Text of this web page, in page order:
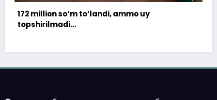
172 million so‘m to‘landi, ammo uy
topshirilmadi…